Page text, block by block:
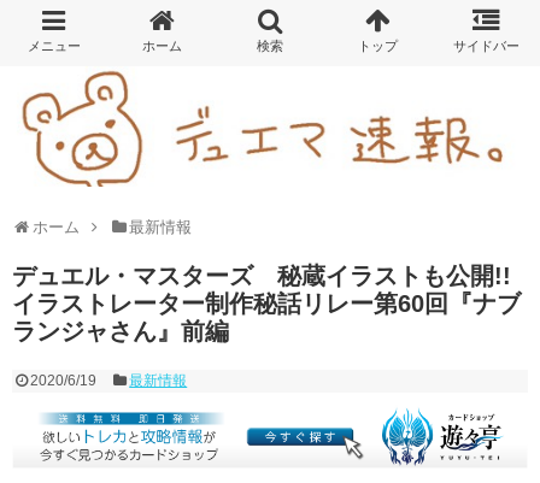
ホーム 最新情報
デュエル・マスターズ 秘蔵イラストも公開!!
イラストレーター制作秘話リレー第60回『ナブ
ランジャさん』前編
2020/6/19 最新情報